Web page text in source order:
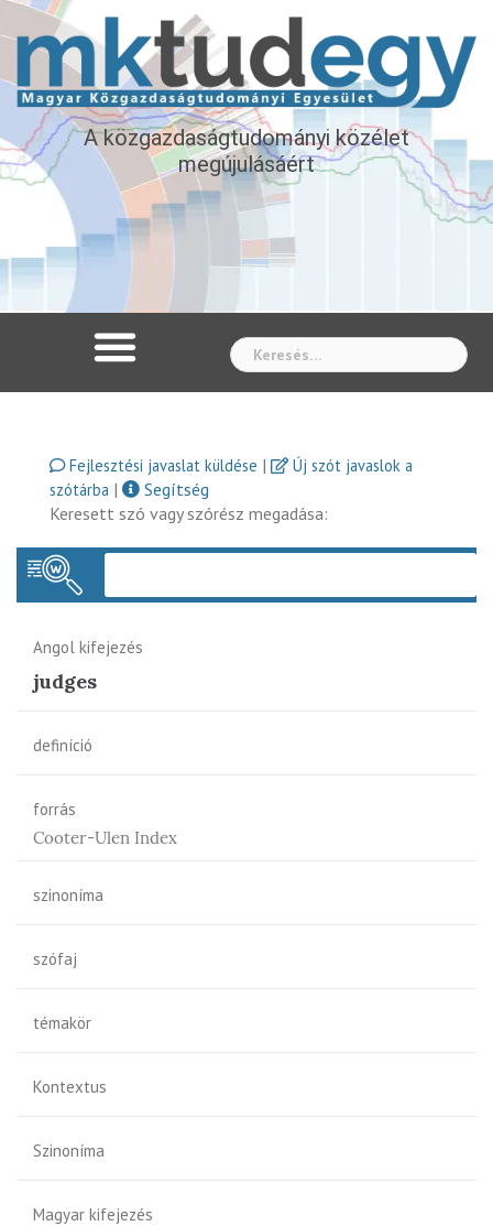
A közgazdaságtudományi közélet
megújulásáért
Fejlesztési javaslat küldése |
Új szót javaslok a
szótárba |
Segítség
Keresett szó vagy szórész megadása:
Angol kifejezés
judges
definíció
forrás
Cooter-Ulen Index
szinoníma
szófaj
témakör
Kontextus
Szinoníma
Magyar kifejezés